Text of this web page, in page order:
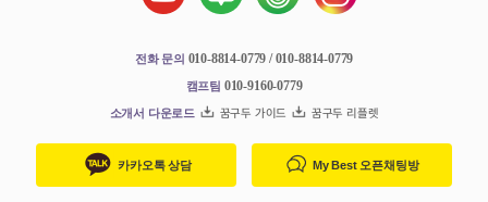
전화 문의 010-8814-0779 / 010-8814-0779
캠프팀 010-9160-0779
소개서 다운로드 꿈구두 가이드 꿈구두 리플렛
카카오톡 상담 My Best 오픈채팅방